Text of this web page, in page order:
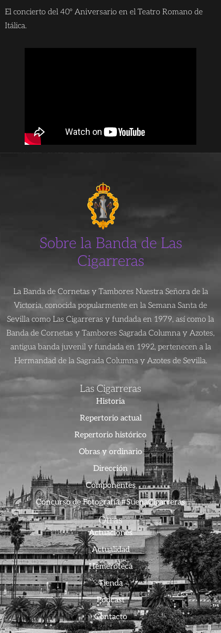
El concierto del 40° Aniversario en el Teatro Romano de
Itálica.
Sobre la Banda de Las
Cigarreras
La Banda de Cornetas y Tambores Nuestra Señora de la
Victoria, conocida popularmente en la Semana Santa de
Sevilla como Las Cigarreras y fundada en 1979, así como la
Banda de Cornetas y Tambores Sagrada Columna y Azotes,
antigua banda juvenil y fundada en 1992, pertenecen a la
Hermandad de la Sagrada Columna y Azotes de Sevilla.
Las Cigarreras
Historia
Repertorio actual
Repertorio histórico
Obras y ordinario
Dirección
Componentes
Concurso de Fotografía #SuenaCigarreras
Otras
Actuaciones
Actualidad
Hemeroteca
Tienda
Podcast
Contacto